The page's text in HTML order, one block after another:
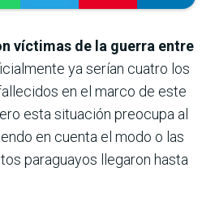
víctimas de la guerra entre
ya serían cuatro los
en el marco de este
esta situación preocupa al
en cuenta el modo o las
paraguayos llegaron hasta